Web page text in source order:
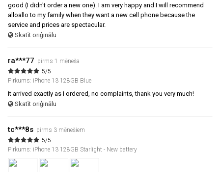
good (I didn't order a new one). I am very happy and I will recommend
alloallo to my family when they want a new cell phone because the
service and prices are spectacular.
Skatīt oriģinālu
ra***77 pirms 1 mēneša
5/5
Pirkums: iPhone 13 128GB Blue
It arrived exactly as I ordered, no complaints, thank you very much!
Skatīt oriģinālu
tc***8s pirms 3 mēnešiem
5/5
Pirkums: iPhone 13 128GB Starlight - New battery